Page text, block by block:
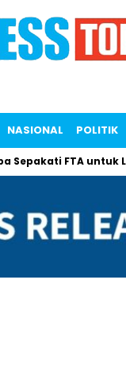
NASIONAL POLITIK
Sepakati FTA untuk